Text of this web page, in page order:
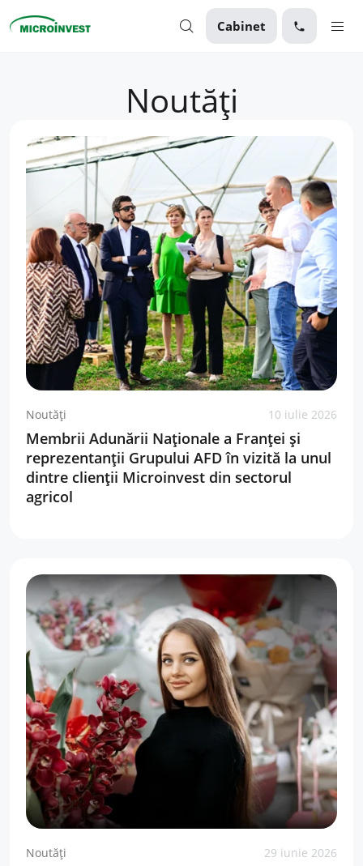
Cabinet
Despre Microinvest
Pentru Clienți
Noutăți
Noutăți 10 iulie 2026
Membrii Adunării Naționale a Franței și
reprezentanții Grupului AFD în vizită la unul
dintre clienții Microinvest din sectorul
agricol
Noutăți 29 iunie 2026